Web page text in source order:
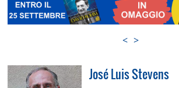
< >
José Luis Stevens